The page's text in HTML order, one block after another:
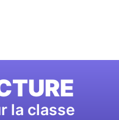
la classe